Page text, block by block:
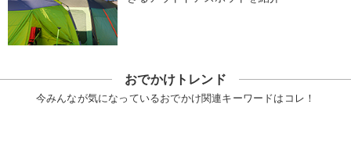
おでかけトレンド
今みんなが気になっているおでかけ関連キーワードはコレ！